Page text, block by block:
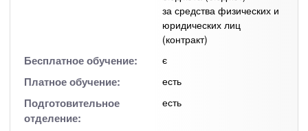
o
за средства физических и
юридических лиц
(контракт)
Бесплатное обучение: є
Платное обучение: есть
Подготовительное
отделение:
есть